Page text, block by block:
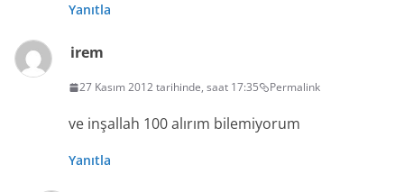
Yanıtla
irem
27 Kasım 2012 tarihinde, saat 17:35 Permalink
ve inşallah 100 alırım bilemiyorum
Yanıtla